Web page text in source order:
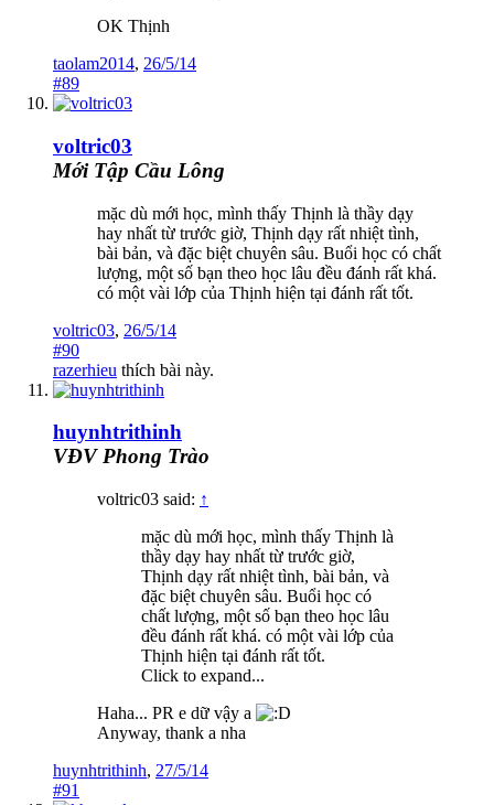
OK Thịnh
taolam2014, 26/5/14
#89
voltric03
Mới Tập Cầu Lông
mặc dù mới học, mình thấy Thịnh là thầy dạy
hay nhất từ trước giờ, Thịnh dạy rất nhiệt tình,
bài bản, và đặc biệt chuyên sâu. Buổi học có chất
lượng, một số bạn theo học lâu đều đánh rất khá.
có một vài lớp của Thịnh hiện tại đánh rất tốt.
voltric03, 26/5/14
#90
razerhieu thích bài này.
huynhtrithinh
VĐV Phong Trào
voltric03 said: ↑
mặc dù mới học, mình thấy Thịnh là
thầy dạy hay nhất từ trước giờ,
Thịnh dạy rất nhiệt tình, bài bản, và
đặc biệt chuyên sâu. Buổi học có
chất lượng, một số bạn theo học lâu
đều đánh rất khá. có một vài lớp của
Thịnh hiện tại đánh rất tốt.
Click to expand...
Haha... PR e dữ vậy a
Anyway, thank a nha
huynhtrithinh, 27/5/14
#91